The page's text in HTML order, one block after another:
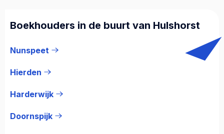
Boekhouders in de buurt van Hulshorst
Nunspeet
Hierden
Harderwijk
Doornspijk